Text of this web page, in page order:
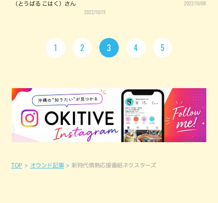
（とうばる こはく）さん
2022/10/15
2022/10/08
1 2 3 4 5
TOP オウンド記事 新時代情熱応援番組ネクスターズ